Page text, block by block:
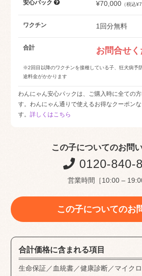
安心パック ¥70,000 （税込
ワクチン 1回分無料
合計 お問合せ
※2回目以降のワクチンを接種している子、狂犬病予
途料金がかかります
わんにゃん安心パックは、ご購入時に全ての
す。わんにゃん通りで使えるお得なクーポン
す。詳しくはこちら
この子についてのお問
0120-840-
営業時間［10:00 –
この子についてのお
合計価格に含まれる項目
生命保証／血統書／健康診断／マイク